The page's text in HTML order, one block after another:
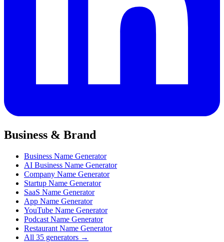
Business & Brand
Business Name Generator
AI Business Name Generator
Company Name Generator
Startup Name Generator
SaaS Name Generator
App Name Generator
YouTube Name Generator
Podcast Name Generator
Restaurant Name Generator
All 35 generators →